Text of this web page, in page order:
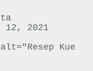
12, 2021
Kue